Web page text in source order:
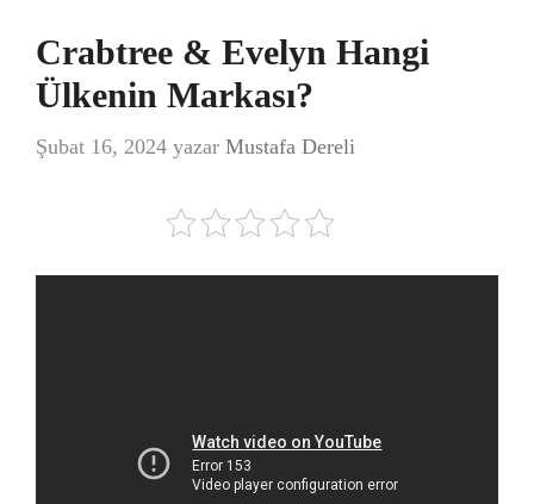
Crabtree & Evelyn Hangi
Ülkenin Markası?
Şubat 16, 2024 yazar Mustafa Dereli